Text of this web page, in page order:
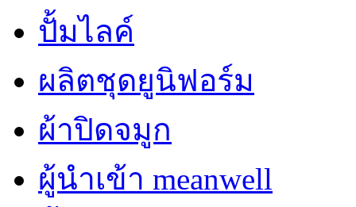
ปั้มไลค์
ผลิตชุดยูนิฟอร์ม
ผ้าปิดจมูก
ผู้นำเข้า meanwell